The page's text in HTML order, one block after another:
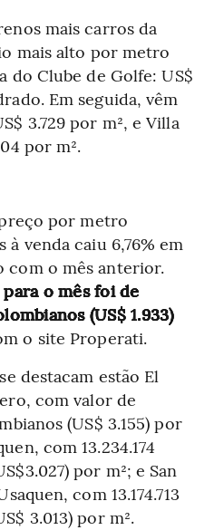
mais carros da
mais alto por metro
do Clube de Golfe: US$
Em seguida, vêm
3.729 por m², e Villa
por m².
por metro
venda caiu 6,76% em
com o mês anterior.
o mês foi de
(US$ 1.933)
o site Properati.
destacam estão El
com valor de
(US$ 3.155) por
com 13.234.174
por m²; e San
com 13.174.713
3.013) por m².